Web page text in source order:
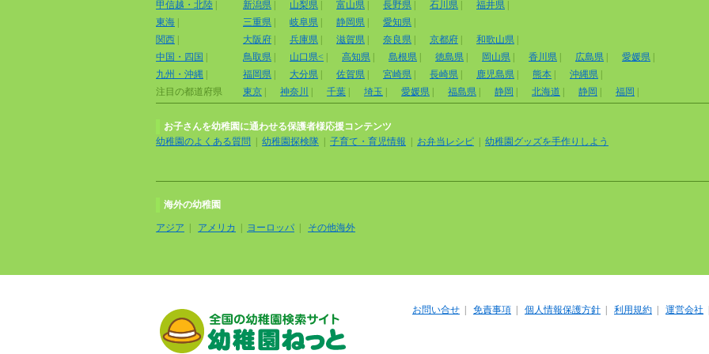
甲信越・北陸
新潟県 山梨県 富山県 長野県 石川県 福井県
東海
三重県 岐阜県 静岡県 愛知県
関西
大阪府 兵庫県 滋賀県 奈良県 京都府 和歌山県
中国・四国
鳥取県 山口県< 高知県 島根県 徳島県 岡山県 香川県 広島県 愛媛県
九州・沖縄
福岡県 大分県 佐賀県 宮崎県 長崎県 鹿児島県 熊本 沖縄県
注目の都道府県
東京 神奈川 千葉 埼玉 愛媛県 福島県 静岡 北海道 静岡 福岡
お子さんを幼稚園に通わせる保護者様応援コンテンツ
幼稚園のよくある質問
幼稚園探検隊 子育て・育児情報 お弁当レシピ 幼稚園グッズを手作りしよう
海外の幼稚園
アジア アメリカ ヨーロッパ その他海外
お問い合せ 免責事項 個人情報保護方針 利用規約 運営会社